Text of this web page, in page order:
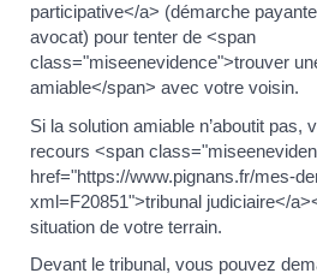
participative</a> (démarche
avocat) pour tenter de <span
class="miseenevidence">trouver
amiable</span> avec votre voisin.
Si la solution amiable n’aboutit pas,
recours <span
href="https://www.pignans.fr/mes-
xml=F20851">tribunal judiciaire</
situation de votre terrain.
Devant le tribunal, vous pouvez